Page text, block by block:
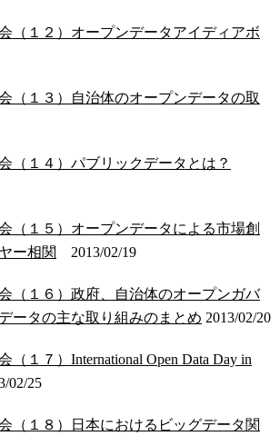
（１２）オープンデータアイディアボ
（１３）自治体のオープンデータの取
（１４）パブリックデータとは？
（１５）オープンデータによる市場創
ー相関
2013/02/19
（１６）政府、自治体のオープンガバ
ータの主な取り組みのまとめ 2013/02/20
（１７）International Open Data Day in
02/25
（１８）日本におけるビッグデータ関